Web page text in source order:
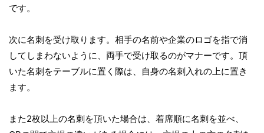
です。
次に名刺を受け取ります。相手の名前や企業のロゴを指で消
してしまわないように、両手で受け取るのがマナーです。頂
いた名刺をテーブルに置く際は、自身の名刺入れの上に置き
ます。
また2枚以上の名刺を頂いた場合は、着席順に名刺を並べ、